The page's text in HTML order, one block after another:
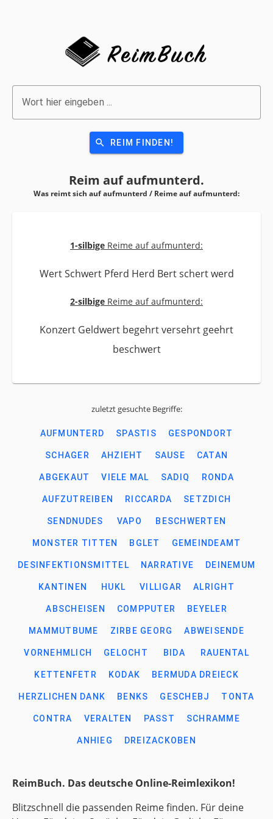
Wort hier eingeben ...
search REIM FINDEN!
Reim aufaufmunterd.
Was reimt sich auf aufmunterd / Reime aufaufmunterd:
1-silbige Reime auf aufmunterd:
Wert Schwert Pferd Herd Bert schert werd
2-silbige Reime auf aufmunterd:
Konzert Geldwert begehrt versehrt geehrt
beschwert
zuletzt gesuchte Begriffe:
AUFMUNTERD SPASTIS GESPONDORT
SCHAGER AHZIEHT SAUSE CATAN
ABGEKAUT VIELE MAL SADIQ RONDA
AUFZUTREIBEN RICCARDA SETZDICH
SENDNUDES VAPO BESCHWERTEN
MONSTER TITTEN BGLET GEMEINDEAMT
DESINFEKTIONSMITTEL NARRATIVE DEINEMUM
KANTINEN HUKL VILLIGAR ALRIGHT
ABSCHEISEN COMPPUTER BEYELER
MAMMUTBUME ZIRBE GEORG ABWEISENDE
VORNEHMLICH GELOCHT BIDA RAUENTAL
KETTENFETR KODAK BERMUDA DREIECK
HERZLICHEN DANK BENKS GESCHEBJ TONTA
CONTRA VERALTEN PASST SCHRAMME
ANHIEG DREIZACKOBEN
ReimBuch. Das deutsche Online-Reimlexikon!
Blitzschnell die passenden Reime finden. Für deine